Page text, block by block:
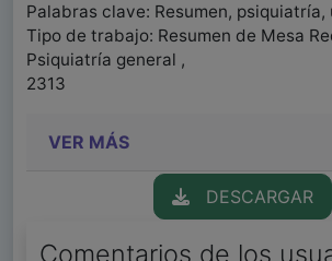
Palabras clave: Resumen, psiquiatría,
Tipo de trabajo: Resumen de Mesa
Psiquiatría general ,
2313
VER MÁS
DESCARGAR
Comentarios de los